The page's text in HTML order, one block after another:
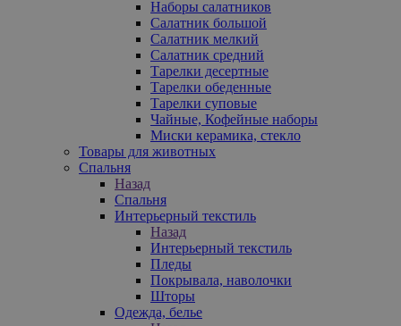
Наборы салатников
Салатник большой
Салатник мелкий
Салатник средний
Тарелки десертные
Тарелки обеденные
Тарелки суповые
Чайные, Кофейные наборы
Миски керамика, стекло
Товары для животных
Спальня
Назад
Спальня
Интерьерный текстиль
Назад
Интерьерный текстиль
Пледы
Покрывала, наволочки
Шторы
Одежда, белье